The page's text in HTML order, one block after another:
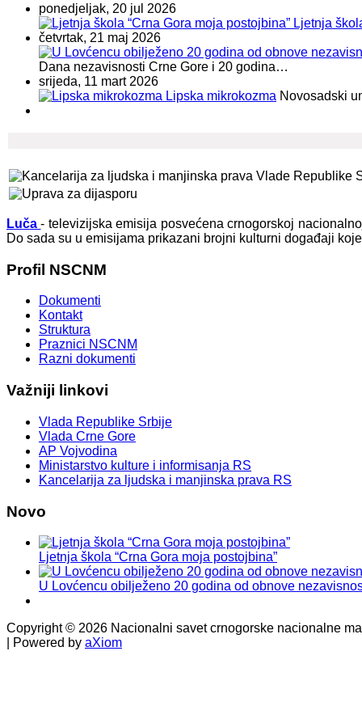
ponedjeljak, 20 jul 2026
Ljetnja
četvrtak, 21 maj 2026
Dana nezavisnosti Crne Gore i 20 godina…
srijeda, 11 mart 2026
Lipska mikrokozma Novosadski
Luča - televizijska emisija posvećena crnogorskoj
Do sada su u emisijama prikazani brojni kulturni događaji
Profil NSCNM
Dokumenti
Kontakt
Struktura
Praznici NSCNM
Razni dokumenti
Važniji linkovi
Vlada Republike Srbije
Vlada Crne Gore
AP Vojvodina
Ministarstvo kulture i informisanja RS
Kancelarija za ljudska i manjinska prava RS
Novo
Ljetnja škola “Crna Gora moja postojbina”
U Lovćencu obilježeno 20 godina od obnove
Copyright © 2026 Nacionalni savet crnogorske nacionalne
| Powered by aXiom